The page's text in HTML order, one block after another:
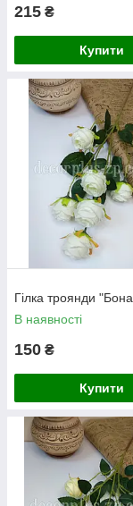
215 ₴
Купити
Гілка троянди
В наявності
150 ₴
Купити